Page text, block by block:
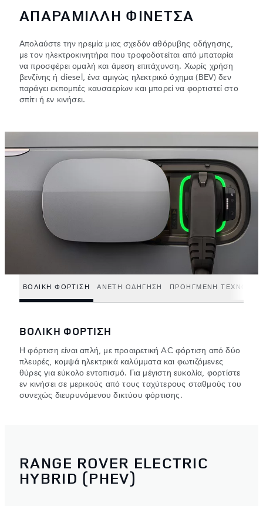
ΑΠΑΡΑΜΙΛΛΗ ΦΙΝΕΤΣΑ
Απολαύστε την ηρεμία μιας σχεδόν αθόρυβης οδήγησης,
με τον ηλεκτροκινητήρα που τροφοδοτείται από μπαταρία
να προσφέρει ομαλή και άμεση επιτάχυνση. Χωρίς χρήση
βενζίνης ή diesel, ένα αμιγώς ηλεκτρικό όχημα (BEV) δεν
παράγει εκπομπές καυσαερίων και μπορεί να φορτιστεί στο
σπίτι ή εν κινήσει.
ΒΟΛΙΚΗ ΦΟΡΤΙΣΗ ΑΝΕΤΗ ΟΔΗΓΗΣΗ ΠΡΟΗΓΜΕΝΗ
ΒΟΛΙΚΗ ΦΟΡΤΙΣΗ
Η φόρτιση είναι απλή, με προαιρετική AC φόρτιση από δύο
πλευρές, κομψά ηλεκτρικά καλύμματα και φωτιζόμενες
θύρες για εύκολο εντοπισμό. Για μέγιστη ευκολία, φορτίστε
εν κινήσει σε μερικούς από τους ταχύτερους σταθμούς του
συνεχώς διευρυνόμενου δικτύου φόρτισης.
RANGE ROVER ELECTRIC
HYBRID (PHEV)